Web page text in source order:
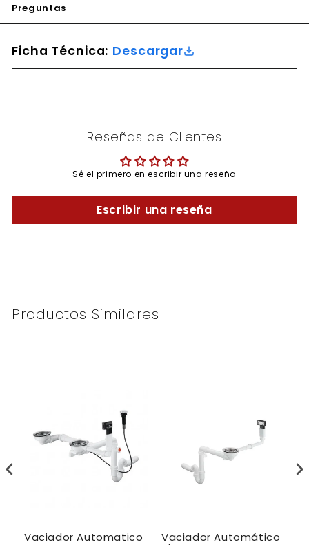
Preguntas
Ficha Técnica: Descargar
Reseñas de Clientes
Sé el primero en escribir una reseña
Escribir una reseña
Productos Similares
Vaciador Automatico
Vaciador Automático